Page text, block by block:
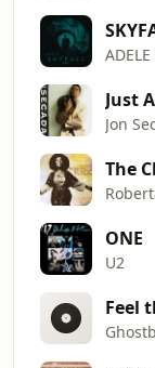
ADELE
Just
Jon
The
ONE
U2